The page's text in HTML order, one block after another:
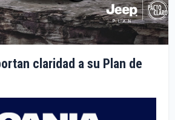
claridad a su Plan de